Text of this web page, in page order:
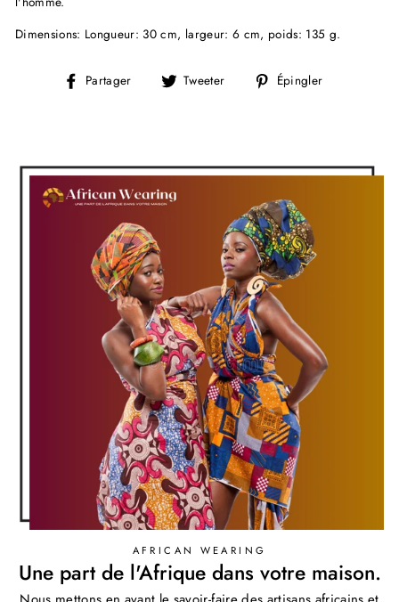
Dimensions: Longueur: 30 cm, largeur: 6 cm, poids: 135 g.
Partager
PartagerTweeter
TweeterÉpingler
AFRICAN WEARING
Une part de l'Afrique dans votre maison.